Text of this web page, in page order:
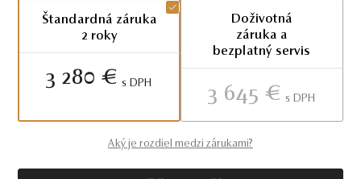
Štandardná záruka
2 roky
3 280 € S DPH
Doživotná
záruka a
bezplatný servis
3 645 € S DPH
Aký je rozdiel medzi zárukami?